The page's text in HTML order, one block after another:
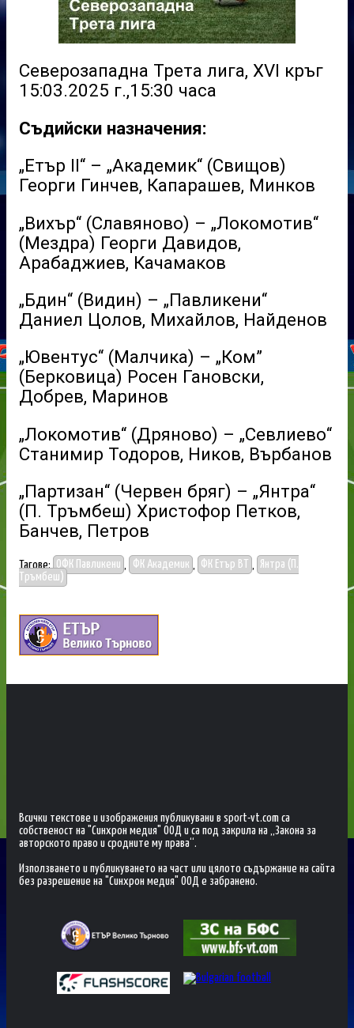
Северозападна Трета лига, XVI кръг
15:03.2025 г.,15:30 часа
Съдийски назначения:
„Етър II“ – „Академик“ (Свищов)
Георги Гинчев, Капарашев, Минков
„Вихър“ (Славяново) – „Локомотив“
(Мездра) Георги Давидов,
Арабаджиев, Качамаков
„Бдин“ (Видин) – „Павликени“
Даниел Цолов, Михайлов, Найденов
„Ювентус“ (Малчика) – „Ком”
(Берковица) Росен Гановски,
Добрев, Маринов
„Локомотив“ (Дряново) – „Севлиево“
Станимир Тодоров, Ников, Върбанов
„Партизан“ (Червен бряг) – „Янтра“
(П. Тръмбеш) Христофор Петков,
Банчев, Петров
Тагове: ОФК Павликени ФК Академик ФК Етър ВТ
Янтра (П.
Тръмбеш)
Всички текстове и изображения публикувани в sport-vt.com са
собственост на "Синхрон медия" ООД и са под закрила на „Закона за
авторското право и сродните му права“.
Използването и публикуването на част или цялото съдържание на сайта
без разрешение на "Синхрон медия" ООД е забранено.